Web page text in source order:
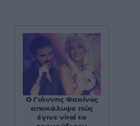
Ο Γιάννης Φακίνος
αποκάλυψε πώς
έγινε viral το